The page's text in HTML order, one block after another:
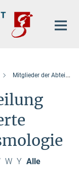
Mitglieder der Abteilung
W Y Alle